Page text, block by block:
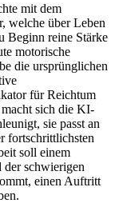
mit dem
welche über Leben
Beginn reine Stärke
motorische
die ursprünglichen
für Reichtum
sich die KI-
sie passt an
fortschrittlichsten
soll einem
der schwierigen
einen Auftritt